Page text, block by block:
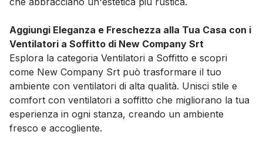
Aggiungi Eleganza e Freschezza alla Tua Casa con i
Ventilatori a Soffitto di New Company Srt
Esplora la categoria Ventilatori a Soffitto e scopri
come New Company Srt può trasformare il tuo
ambiente con ventilatori di alta qualità. Unisci stile e
comfort con ventilatori a soffitto che migliorano la tua
esperienza in ogni stanza, creando un ambiente
fresco e accogliente.